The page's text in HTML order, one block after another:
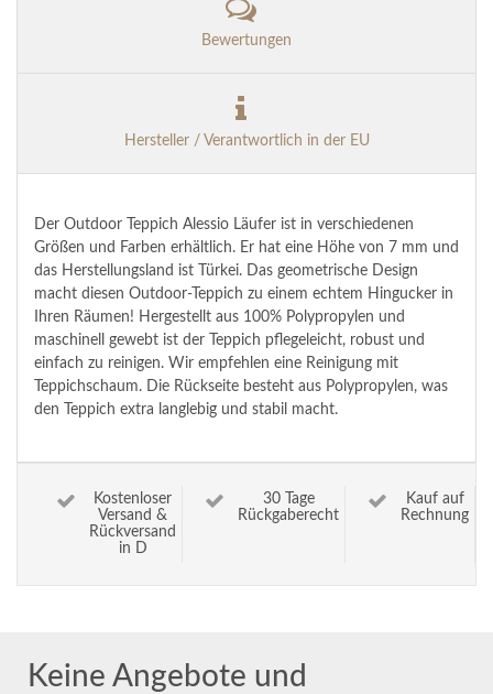
Bewertungen
Hersteller / Verantwortlich in der EU
Der Outdoor Teppich Alessio Läufer ist in verschiedenen
Größen und Farben erhältlich. Er hat eine Höhe von 7 mm und
das Herstellungsland ist Türkei. Das geometrische Design
macht diesen Outdoor-Teppich zu einem echtem Hingucker in
Ihren Räumen! Hergestellt aus 100% Polypropylen und
maschinell gewebt ist der Teppich pflegeleicht, robust und
einfach zu reinigen. Wir empfehlen eine Reinigung mit
Teppichschaum. Die Rückseite besteht aus Polypropylen, was
den Teppich extra langlebig und stabil macht.
Kostenloser
Versand &
Rückversand
in D
30 Tage
Rückgaberecht
Kauf auf
Rechnung
Keine Angebote und